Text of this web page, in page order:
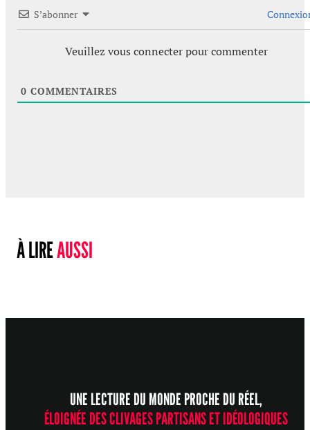
S’abonner
Veuillez vous connecter pour commenter
0 COMMENTAIRES
À LIREAUSSI
UNE LECTURE DU MONDE PROCHE DU RÉEL,
ÉLOIGNÉE DES CLIVAGES PARTISANS ET IDÉOLOGIQUES